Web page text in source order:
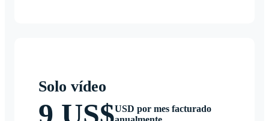
Solo vídeo
USD por mes facturado